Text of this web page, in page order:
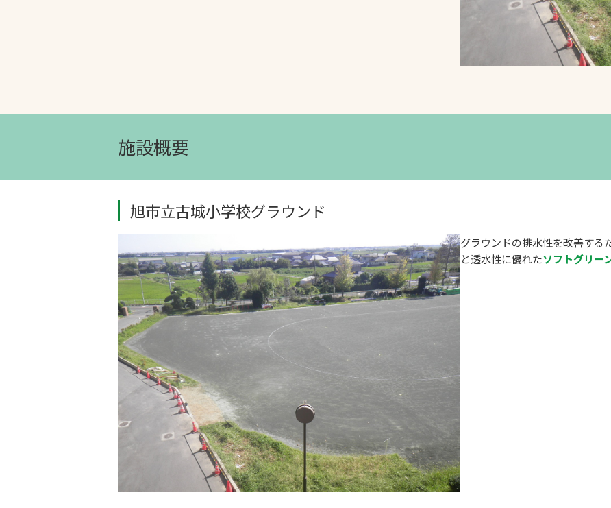
施設概要
旭市立古城小学校グラウンド
グラウンドの排水性を改善する
と透水性に優れたソフトグリー